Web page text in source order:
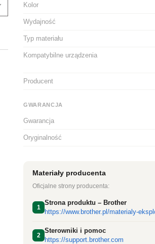
Kolor
Wydajność
Typ materiału
Kompatybilne urządzenia
Producent
GWARANCJA
Gwarancja
Oryginalność
Materiały producenta
Oficjalne strony producenta:
1
Strona produktu – Brother
https://www.brother.pl/materialy-
2
Sterowniki i pomoc
https://support.brother.com